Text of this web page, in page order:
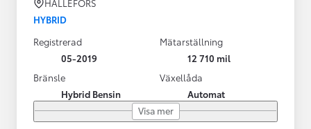
HÄLLEFORS
HYBRID
Registrerad
05-2019
Mätarställning
12 710 mil
Bränsle
Hybrid Bensin
Växellåda
Automat
Visa mer